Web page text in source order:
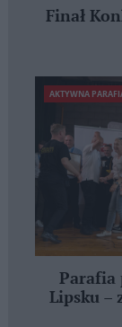
Finał
AKTYWNA
Parafia
Lipsku –